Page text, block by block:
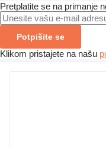
Pretplatite se na primanje
Potpišite se
Klikom pristajete na našu